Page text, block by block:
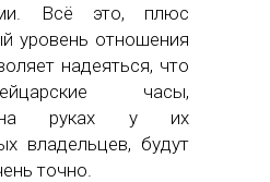
Всё это, плюс
уровень отношения
надеяться, что
часы,
на руках у их
владельцев, будут
точно.